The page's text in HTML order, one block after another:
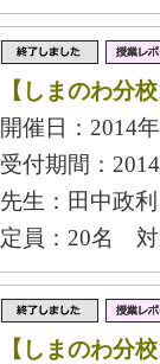
【しまのわ分
開催日：2014
受付期間：
先生：田中政
定員：20名 対
【しまのわ分